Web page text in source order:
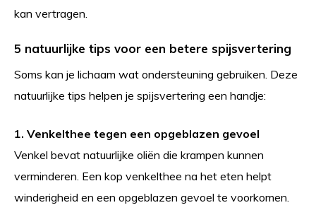
kan vertragen.
5 natuurlijke tips voor een betere spijsvertering
Soms kan je lichaam wat ondersteuning gebruiken. Deze
natuurlijke tips helpen je spijsvertering een handje:
1. Venkelthee tegen een opgeblazen gevoel
Venkel bevat natuurlijke oliën die krampen kunnen
verminderen. Een kop venkelthee na het eten helpt
winderigheid en een opgeblazen gevoel te voorkomen.